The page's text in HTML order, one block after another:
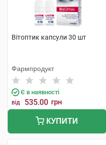
Вітоптик капсули 30 шт
Фармпродукт
Є в наявності
від 535.00 грн
КУПИТИ